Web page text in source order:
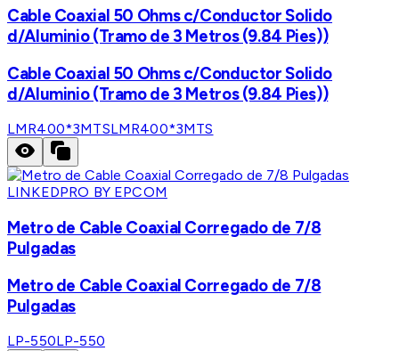
Cable Coaxial 50 Ohms c/Conductor Solido
d/Aluminio (Tramo de 3 Metros (9.84 Pies))
Cable Coaxial 50 Ohms c/Conductor Solido
d/Aluminio (Tramo de 3 Metros (9.84 Pies))
LMR400*3MTSLMR400*3MTS
LINKEDPRO BY EPCOM
Metro de Cable Coaxial Corregado de 7/8
Pulgadas
Metro de Cable Coaxial Corregado de 7/8
Pulgadas
LP-550LP-550